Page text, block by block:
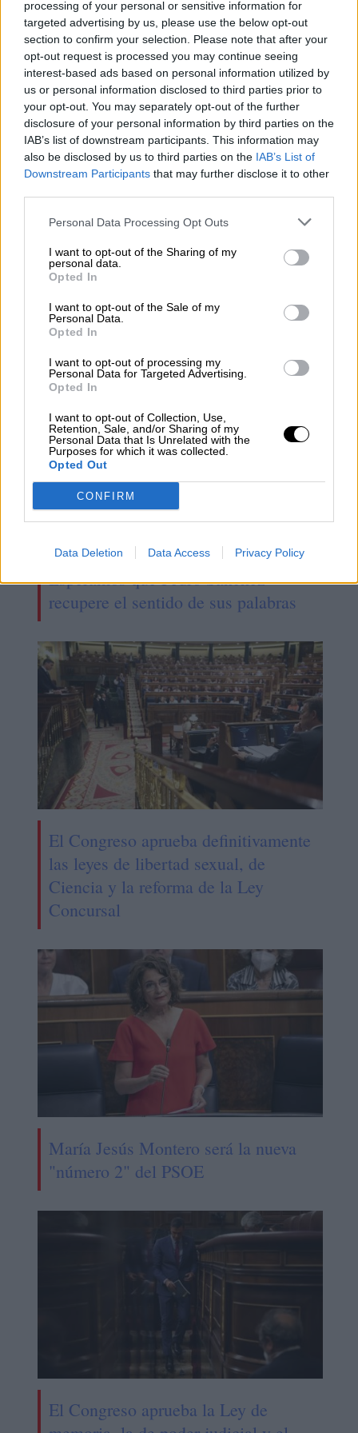
processing of your personal or sensitive information for
targeted advertising by us, please use the below opt-out
section to confirm your selection. Please note that after your
opt-out request is processed you may continue seeing
interest-based ads based on personal information utilized by
us or personal information disclosed to third parties prior to
your opt-out. You may separately opt-out of the further
disclosure of your personal information by third parties on the
IAB’s list of downstream participants. This information may
also be disclosed by us to third parties on the IAB’s List of
Downstream Participants that may further disclose it to other
Personal Data Processing Opt Outs
I want to opt-out of the Sharing of my
personal data.
Opted In
I want to opt-out of the Sale of my
Personal Data.
Opted In
I want to opt-out of processing my
Personal Data for Targeted Advertising.
Opted In
I want to opt-out of Collection, Use,
Retention, Sale, and/or Sharing of my
Personal Data that Is Unrelated with the
Purposes for which it was collected.
Opted Out
CONFIRM
Data Deletion Data Access Privacy Policy
“Por lo tanto, valoramos que reconozcan
ese sufrimiento y que se comprometan
como dicen a mitigarlo, porque hay heridas
que ellos pueden ayudar a que cicatricen”
“hay cosas que pueden evitar hacer para que
sigan abiertas esas heridas”.
“Cuando uno sabe lo que cuesta dar un
paso en ese mundo, valora positivamente el
reconocimiento que llevábamos años
esa partida a la violencia y al terrorismo”.
PSOE final de ETA Héctor Gómez
NOTICIAS RELACIONADAS
Esperamos que Pedro Sánchez
recupere el sentido de sus palabras
El Congreso aprueba definitivamente
las leyes de libertad sexual, de
Ciencia y la reforma de la Ley
Concursal
María Jesús Montero será la nueva
"número 2" del PSOE
El Congreso aprueba la Ley de